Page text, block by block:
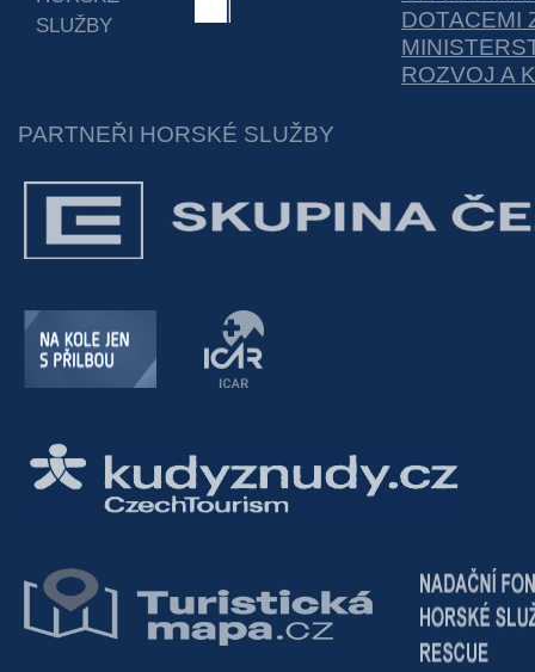
SLUŽBY
DOTACEMI
ROZVOJ A
PARTNEŘI HORSKÉ SLUŽBY